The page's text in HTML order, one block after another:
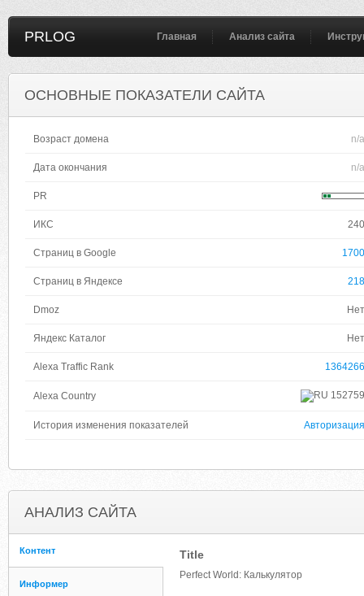
PRLOG Главная Анализ сайта
ОСНОВНЫЕ ПОКАЗАТЕЛИ САЙТА
Возраст домена n/a
Дата окончания n/a
PR
ИКС 240
Страниц в Google 1700
Страниц в Яндексе 218
Dmoz Нет
Яндекс Каталог Нет
Alexa Traffic Rank 1364266
Alexa Country 152759
История изменения показателей Авторизация
АНАЛИЗ САЙТА
Контент
Информер
Title
Perfect World: Калькулятор